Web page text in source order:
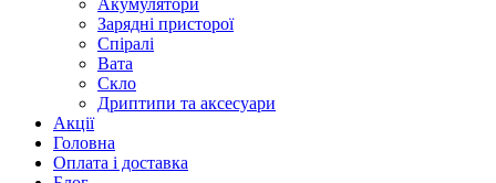
Акумулятори
Зарядні присторої
Спіралі
Вата
Скло
Дриптипи та аксесуари
Акції
Головна
Оплата і доставка